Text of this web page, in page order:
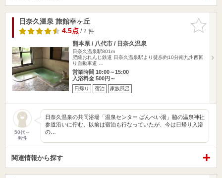
お気に入
りに追加
日奈久温泉 旅館幸ヶ丘
4.5点/ 2 件
熊本県 / 八代市 / 日奈久温泉
日奈久温泉駅801m
肥薩おれんじ鉄道 日奈久温泉駅より徒歩約10分南九州西回
り自動車道 …
営業時間 10:00～15:00
入浴料金 500円～
日帰り 宿泊 家族風呂
50代～
男性
日奈久温泉の共同浴場「温泉センター ばんぺい湯」脇の温泉神社
参道沿いに佇む、以前は宿泊も行なっていたが、今は日帰り入浴
の…
関連情報から探す